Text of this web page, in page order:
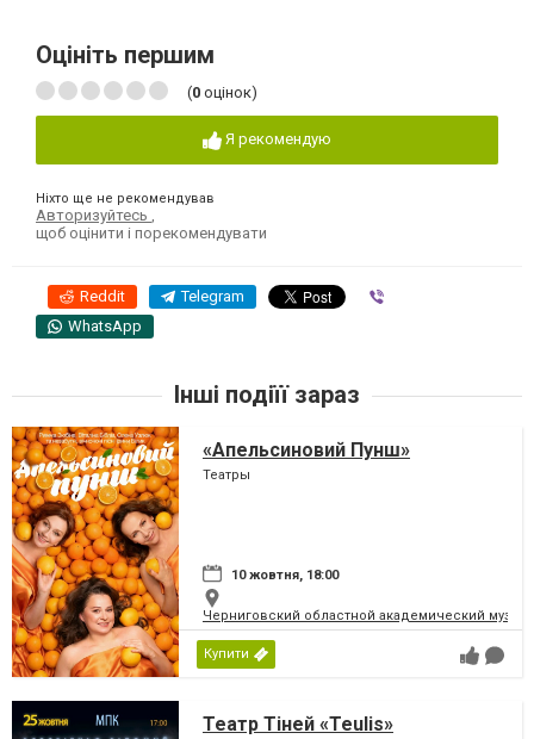
Оцініть першим
(0 оцінок)
Я рекомендую
Ніхто ще не рекомендував
Авторизуйтесь
щоб оцінити і порекомендувати
Reddit Telegram
WhatsApp
Інші подіїї зараз
«Апельсиновий Пунш»
Театры
10 жовтня, 18:00
Черниговский областной академический
Купити
Театр Тіней «Teulis»